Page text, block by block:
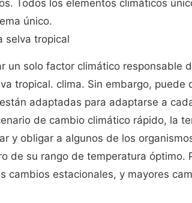
Todos los elementos climáticos
único.
selva tropical
un solo factor climático responsable
tropical. clima. Sin embargo, puede
adaptadas para adaptarse a
de cambio climático rápido, la
y obligar a algunos de los
de su rango de temperatura óptimo.
cambios estacionales, y mayores